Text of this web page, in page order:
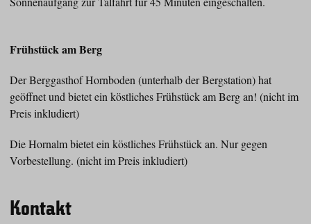
Frühstück am Berg
Der Berggasthof Hornboden (unterhalb der Bergstation) hat
geöffnet und bietet ein köstliches Frühstück am Berg an! (nicht im
Preis inkludiert)
Die Hornalm bietet ein köstliches Frühstück an. Nur gegen
Vorbestellung. (nicht im Preis inkludiert)
Kontakt